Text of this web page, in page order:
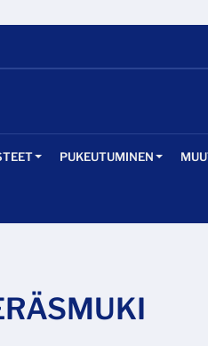
PUKEUTUMINEN